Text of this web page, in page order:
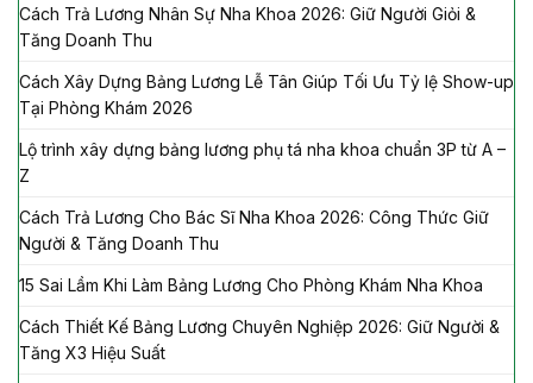
Cách Trả Lương Nhân Sự Nha Khoa 2026: Giữ Người Giỏi &
Tăng Doanh Thu
Cách Xây Dựng Bảng Lương Lễ Tân Giúp Tối Ưu Tỷ lệ Show-up
Tại Phòng Khám 2026
Lộ trình xây dựng bảng lương phụ tá nha khoa chuẩn 3P từ A –
Z
Cách Trả Lương Cho Bác Sĩ Nha Khoa 2026: Công Thức Giữ
Người & Tăng Doanh Thu
15 Sai Lầm Khi Làm Bảng Lương Cho Phòng Khám Nha Khoa
Cách Thiết Kế Bảng Lương Chuyên Nghiệp 2026: Giữ Người &
Tăng X3 Hiệu Suất